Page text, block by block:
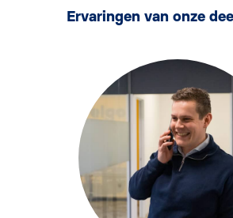
Ervaringen van onze